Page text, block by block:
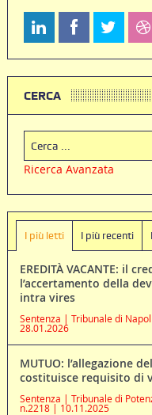
CERCA
Ricerca Avanzata
I più letti I più recenti
EREDITÀ VACANTE: il
l’accertamento della
intra vires
Sentenza | Tribunale di
28.01.2026
MUTUO: l’allegazione
costituisce requisito di
Sentenza | Tribunale di
n.2218 | 10.11.2025